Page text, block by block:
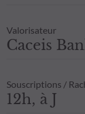
Valorisateur
Caceis
Souscriptions /
12h, à J